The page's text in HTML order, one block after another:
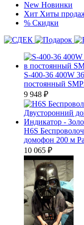
New Новинки
Хит Хиты
% Скидки
S-400-36 400W
постоянный
9 948 ₽
H6S
домофон 200 м
10 065 ₽